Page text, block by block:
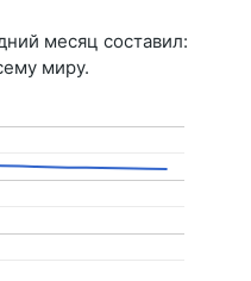
месяц составил:
миру.